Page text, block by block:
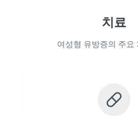
치료
여성형 유방증의 주요